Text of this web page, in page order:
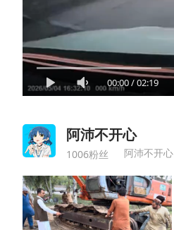
00:00/02:19
阿沛不开心
1006粉丝 阿沛不开心